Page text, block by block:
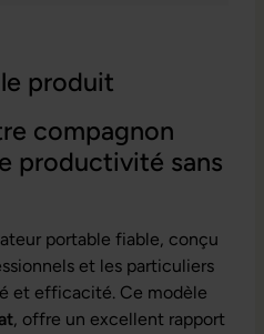
produit
compagnon
productivité sans
portable fiable, conçu
et les particuliers
et efficacité. Ce modèle
, offre un excellent rapport